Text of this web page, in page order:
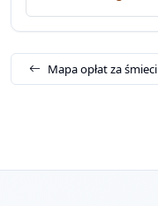
Mapa opłat za śmieci